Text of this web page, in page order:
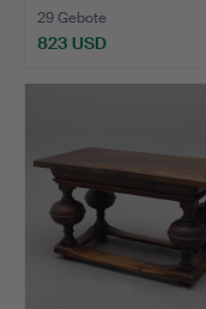
29 Gebote
823 USD